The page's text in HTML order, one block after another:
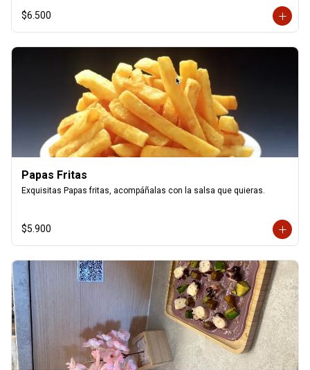
$6.500
Papas Fritas
Exquisitas Papas fritas, acompáñalas con la salsa que quieras.
$5.900